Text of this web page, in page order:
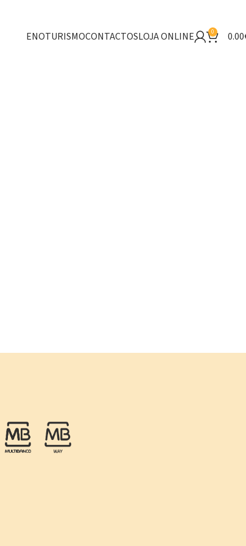
ENOTURISMOCONTACTOSLOJA ONLINE 0 0.00